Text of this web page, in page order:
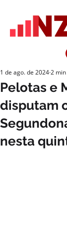
Pelotas e
disputam
nesta
1 de ago. de 20242